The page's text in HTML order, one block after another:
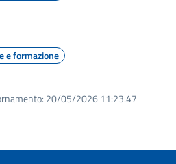
e formazione
20/05/2026 11:23.47